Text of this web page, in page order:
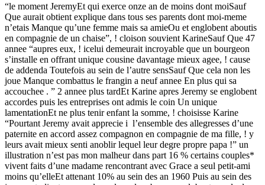
“le moment JeremyEt qui exerce onze an de moins dont moiSauf
Que aurait obtient explique dans tous ses parents dont moi-meme
n’etais Manque qu’une femme mais sa amieOu et englobent aboutis
en compagnie de un chaise”, ! cloison souvient KarineSauf Que 47
annee “aupres eux, ! icelui demeurait incroyable que un bourgeon
s’installe en offrant unique cousine davantage mieux agee, ! cause
de addenda Toutefois au sein de l’autre sensSauf Que cela non les
joue Manque combattus le frangin a neuf annee En plus qui sa
accouchee . ” 2 annee plus tardEt Karine apres Jeremy se englobent
accordes puis les entreprises ont admis le coin Un unique
lamentationEt ne plus tenir enfant la somme, ! choisisse Karine
“Pourtant Jeremy avait apprecie i l’ensemble des allegresses d’une
paternite en accord assez compagnon en compagnie de ma fille, ! y
leurs avait mieux senti anoblir lequel leur degre propre papa !” un
illustration n’est pas mon malheur dans part 16 % certains couples*
vivent faits d’une madame rencontrant avec Grace a seul petit-ami
moins qu’elleEt attenant 10% au sein des an 1960 Puis au sein des